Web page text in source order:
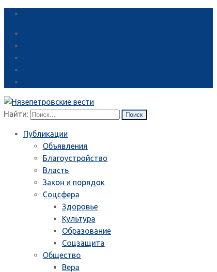
Найти:
Публикации
Объявления
Благоустройство
Власть
Закон и порядок
Соцсфера
Здоровье
Культура
Образование
Соцзащита
Общество
Вера